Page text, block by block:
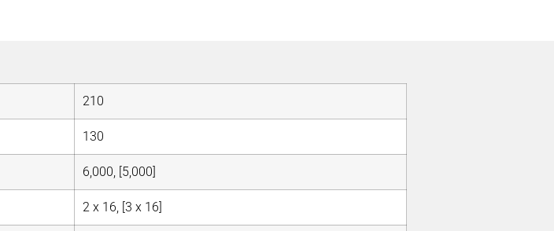
210
130
6,000, [5,000]
2 x 16, [3 x 16]